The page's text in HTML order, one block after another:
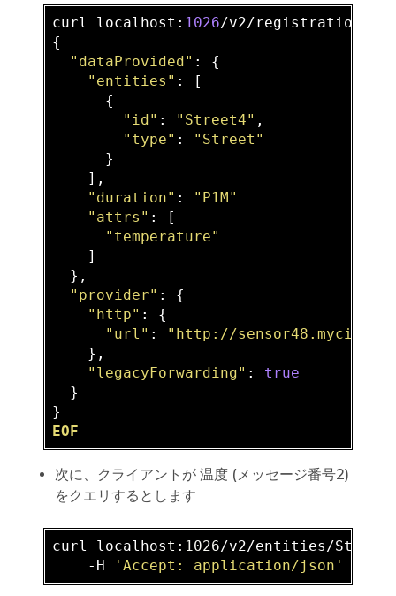
curl localhost: 1026/v2/registrations -
{
"dataProvided" : {
"entities" : [
      {
"id" : "Street4" ,
"type" :
"Street"
      }
    ],
"duration" :
"P1M"
"attrs" : [
"temperature"
    ]
  },
"provider" : {
"http" : {
"url" :
"http://
    },
"legacyForwarding" : true
  }
EOF
次に、クライアントが 温度 (メッセージ番号2)
をクエリするとします
curl localhost:1026/v2/entities/
    -H
'Accept: application/json'